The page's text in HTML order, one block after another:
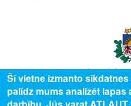
© 2025 Valsts izglītības attīstības
Šī vietne izmanto
palīdz mums analizēt